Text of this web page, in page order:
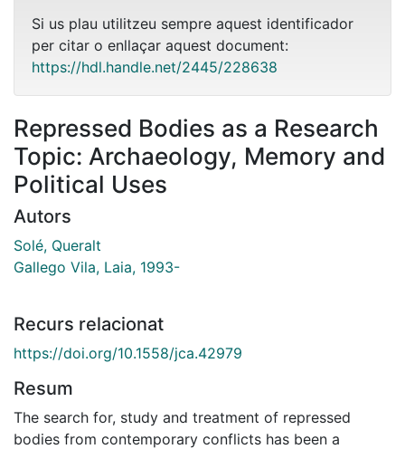
Si us plau utilitzeu sempre aquest identificador
per citar o enllaçar aquest document:
https://hdl.handle.net/2445/228638
Repressed Bodies as a Research
Topic: Archaeology, Memory and
Political Uses
Autors
Solé, Queralt
Gallego Vila, Laia, 1993-
Recurs relacionat
https://doi.org/10.1558/jca.42979
Resum
The search for, study and treatment of repressed
bodies from contemporary conflicts has been a